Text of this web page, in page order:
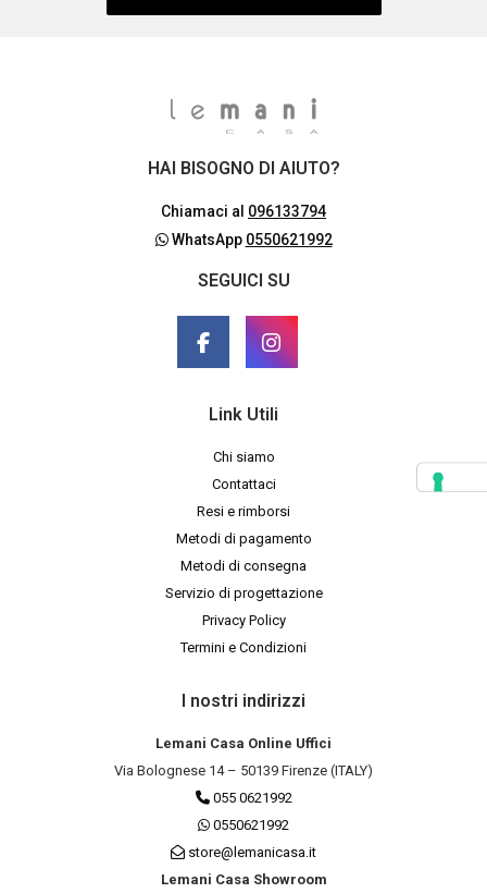
HAI BISOGNO DI AIUTO?
Chiamaci al 096133794
WhatsApp 0550621992
SEGUICI SU
Link Utili
Chi siamo
Contattaci
Resi e rimborsi
Metodi di pagamento
Metodi di consegna
Servizio di progettazione
Privacy Policy
Termini e Condizioni
I nostri indirizzi
Lemani Casa Online Uffici
Via Bolognese 14 – 50139 Firenze (ITALY)
055 0621992
0550621992
store@lemanicasa.it
Lemani Casa Showroom